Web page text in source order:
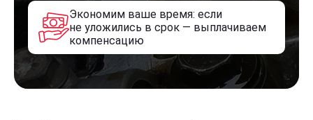
Экономим ваше время: если
не уложились в срок — выплачиваем
компенсацию